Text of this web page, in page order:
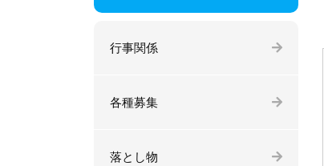
行事関係
各種募集
落とし物